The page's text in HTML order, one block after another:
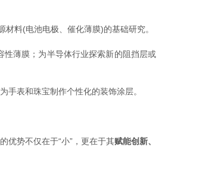
料(电池电极、催化薄膜)的基础研究。
性薄膜；为半导体行业探索新的阻挡层或
手表和珠宝制作个性化的装饰涂层。
优势不仅在于“小”，更在于其赋能创新、